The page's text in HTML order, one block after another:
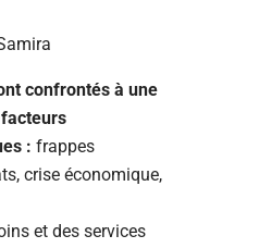
confrontés à une
: frappes
crise économique,
et des services